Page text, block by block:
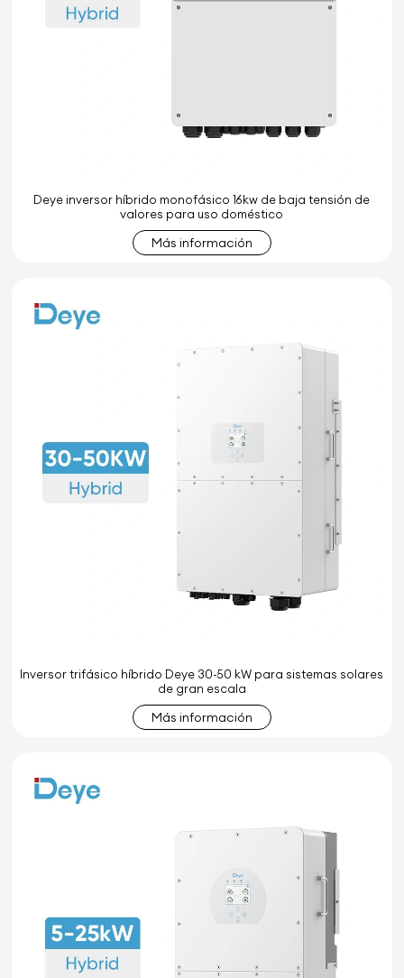
Deye inversor híbrido monofásico 16kw de baja tensión de
valores para uso doméstico
Más información
Inversor trifásico híbrido Deye 30-50 kW para sistemas solares
de gran escala
Más información